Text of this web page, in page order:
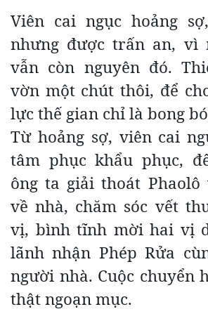
Viên cai ngục hoảng
nhưng được trấn an, vì
vẫn còn nguyên đó.
vờn một chút thôi, để
lực thế gian chỉ là bong
Từ hoảng sợ, viên cai
tâm phục khẩu phục,
ông ta giải thoát Phaolô
về nhà, chăm sóc vết
vị, bình tĩnh mời hai vị
lãnh nhận Phép Rửa
người nhà. Cuộc chuyển
thật ngoạn mục.